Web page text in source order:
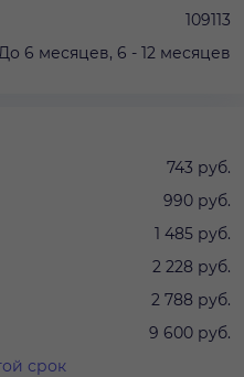
109113
6 месяцев, 6 - 12 месяцев
743 руб.
990 руб.
1 485 руб.
2 228 руб.
2 788 руб.
9 600 руб.
срок